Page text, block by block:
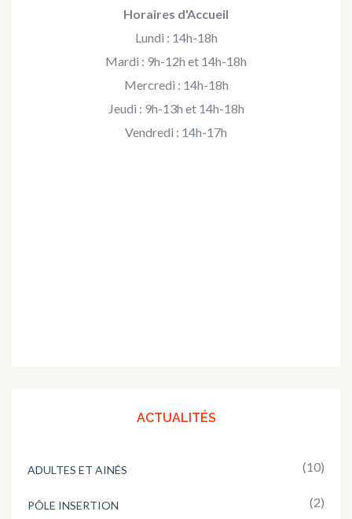
Horaires d'Accueil
Lundi : 14h-18h
Mardi : 9h-12h et 14h-18h
Mercredi : 14h-18h
Jeudi : 9h-13h et 14h-18h
Vendredi : 14h-17h
ACTUALITÉS
ADULTES ET AINÉS (10)
PÔLE INSERTION (2)